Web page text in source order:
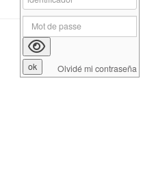
Olvidé mi contraseña